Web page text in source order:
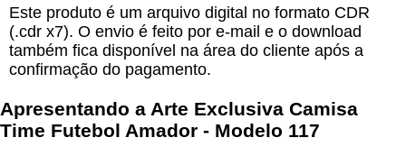
Este produto é um arquivo digital no formato CDR
(.cdr x7). O envio é feito por e-mail e o download
também fica disponível na área do cliente após a
confirmação do pagamento.
Apresentando a Arte Exclusiva Camisa
Time Futebol Amador - Modelo 117